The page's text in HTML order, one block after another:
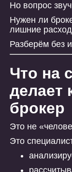
Но вопрос
Нужен ли
лишние
Разберём без
Что на
делает
брокер
Это не
Это